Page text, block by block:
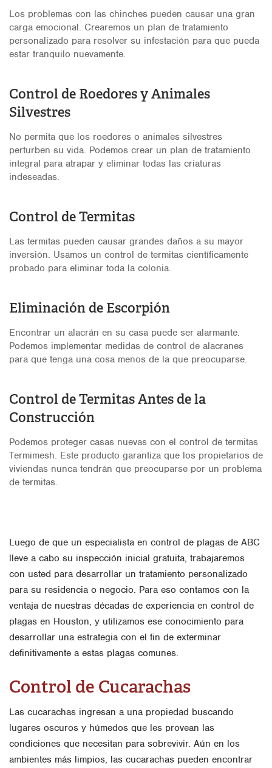
Los problemas con las chinches pueden causar una gran
carga emocional. Crearemos un plan de tratamiento
personalizado para resolver su infestación para que pueda
estar tranquilo nuevamente.
Control de Roedores y Animales
Silvestres
No permita que los roedores o animales silvestres
perturben su vida. Podemos crear un plan de tratamiento
integral para atrapar y eliminar todas las criaturas
indeseadas.
Control de Termitas
Las termitas pueden causar grandes daños a su mayor
inversión. Usamos un control de termitas científicamente
probado para eliminar toda la colonia.
Eliminación de Escorpión
Encontrar un alacrán en su casa puede ser alarmante.
Podemos implementar medidas de control de alacranes
para que tenga una cosa menos de la que preocuparse.
Control de Termitas Antes de la
Construcción
Podemos proteger casas nuevas con el control de termitas
Termimesh. Este producto garantiza que los propietarios de
viviendas nunca tendrán que preocuparse por un problema
de termitas.
Luego de que un especialista en control de plagas de ABC
lleve a cabo su inspección inicial gratuita, trabajaremos
con usted para desarrollar un tratamiento personalizado
para su residencia o negocio. Para eso contamos con la
ventaja de nuestras décadas de experiencia en control de
plagas en Houston, y utilizamos ese conocimiento para
desarrollar una estrategia con el fin de exterminar
definitivamente a estas plagas comunes.
Control de Cucarachas
Las cucarachas ingresan a una propiedad buscando
lugares oscuros y húmedos que les provean las
condiciones que necesitan para sobrevivir. Aún en los
ambientes más limpios, las cucarachas pueden encontrar